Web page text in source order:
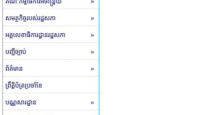
សមត្ថកិច្ចរបស់រដ្ឋសភា »
អគ្គលេខាធិការដ្ឋានរដ្ឋសភា »
បញ្ជីច្បាប់ »
ព័ត៌មាន »
ព្រឹត្តិប័ត្រប្រចាំខែ
បណ្ណសារដ្ឋាន »